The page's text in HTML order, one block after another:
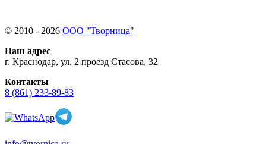
© 2010 - 2026 ООО "Творница"
Наш адрес
г. Краснодар, ул. 2 проезд Стасова, 32
Контакты
8 (861) 233-89-83